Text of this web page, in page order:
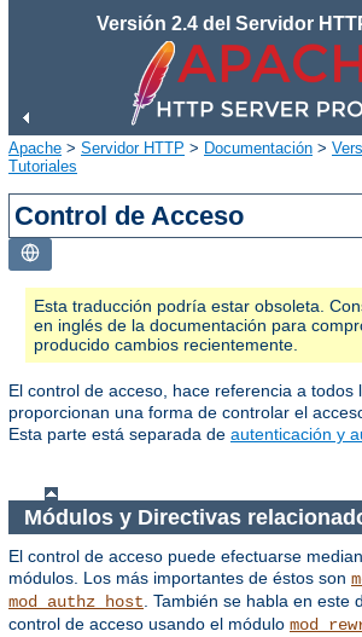
Versión 2.4 del Servidor
Apache > Servidor HTTP > Documentación >
Tutoriales
Control de Acceso
Esta traducción podría estar obsoleta.
en inglés de la documentación para
producido cambios recientemente.
El control de acceso, hace referencia a todos
proporcionan una forma de controlar el
Esta parte está separada de autenticación y
Módulos y Directivas
El control de acceso puede efectuarse
módulos. Los más importantes de éstos son
mod_authz_host . También se habla en este
control de acceso usando el módulo